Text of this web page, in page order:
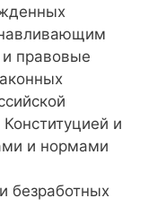
правовые
и
и нормами
безработных